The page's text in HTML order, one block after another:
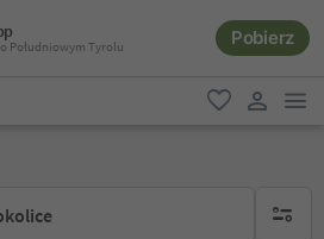
Południowym Tyrolu Pobierz
ulubione
brak